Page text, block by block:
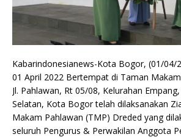
Kabarindonesianews-Kota Bogor, (01/04/
01 April 2022 Bertempat di Taman
Jl. Pahlawan, Rt 05/08, Kelurahan
Selatan, Kota Bogor telah dilaksanakan
Makam Pahlawan (TMP) Dreded yang
seluruh Pengurus & Perwakilan Anggota